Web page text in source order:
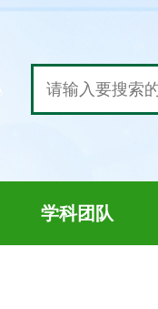
学科团队